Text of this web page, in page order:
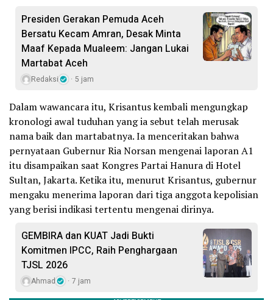
Presiden Gerakan Pemuda Aceh
Bersatu Kecam Amran, Desak Minta
Maaf Kepada Mualeem: Jangan Lukai
Martabat Aceh
Redaksi 5 jam
Dalam wawancara itu, Krisantus kembali mengungkap
kronologi awal tuduhan yang ia sebut telah merusak
nama baik dan martabatnya. Ia menceritakan bahwa
pernyataan Gubernur Ria Norsan mengenai laporan A1
itu disampaikan saat Kongres Partai Hanura di Hotel
Sultan, Jakarta. Ketika itu, menurut Krisantus, gubernur
mengaku menerima laporan dari tiga anggota kepolisian
yang berisi indikasi tertentu mengenai dirinya.
GEMBIRA dan KUAT Jadi Bukti
Komitmen IPCC, Raih Penghargaan
TJSL 2026
Ahmad 7 jam